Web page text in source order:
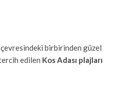
çevresindeki birbirinden güzel
edilen Kos Adası plajları